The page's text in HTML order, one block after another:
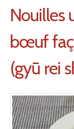
Nouilles
bœuf
(gyū rei